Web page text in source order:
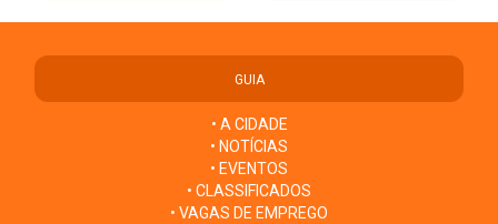
GUIA
• A CIDADE
• NOTÍCIAS
• EVENTOS
• CLASSIFICADOS
• VAGAS DE EMPREGO